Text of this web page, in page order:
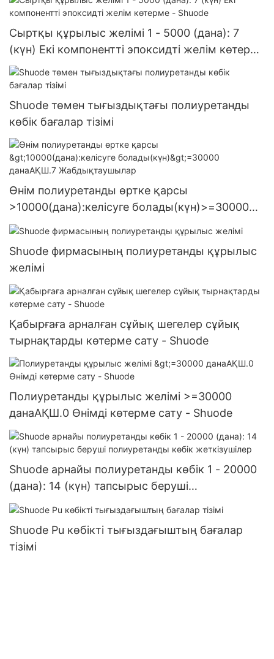
Сыртқы құрылыс желімі 1 - 5000 (дана): 7
(күн) Екі компонентті эпоксидті желім көтерме
- Shuode
Shuode төмен тығыздықтағы полиуретанды
көбік бағалар тізімі
Өнім полиуретанды өртке қарсы
>10000(дана):келісуге болады(күн)>=30000
данаАҚШ.7 Жабдықтаушылар
Shuode фирмасының полиуретанды құрылыс
желімі
Қабырғаға арналған сұйық шегелер сұйық
тырнақтарды көтерме сату - Shuode
Полиуретанды құрылыс желімі >=30000
данаАҚШ.0 Өнімді көтерме сату - Shuode
Shuode арнайы полиуретанды көбік 1 - 20000
(дана): 14 (күн) тапсырыс беруші
полиуретанды көбік жеткізушілер
Shuode Pu көбікті тығыздағыштың бағалар
тізімі